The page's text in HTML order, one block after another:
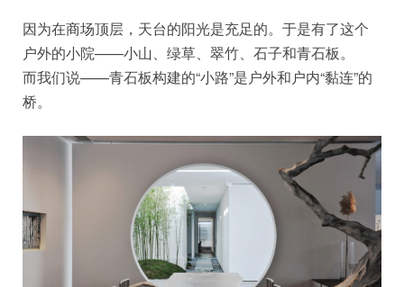
因为在商场顶层，天台的阳光是充足的。于是有了这个
户外的小院——小山、绿草、翠竹、石子和青石板。
而我们说——青石板构建的“小路”是户外和户内“黏连”的
桥。